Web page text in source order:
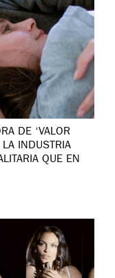
DE ‘VALOR
LA INDUSTRIA
QUE EN